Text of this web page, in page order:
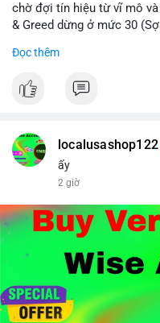
chờ đợi tín hiệu từ vĩ mô
& Greed dừng ở mức 30
- Thị trường & Giá cả:
triệu USD lúc 08:19 UTC
- Quy định & Pháp lý:
chọn Bill Clarity Act, cần
được dollar hỗ trợ. Tòa án
1,5 tỷ USD từ vụ hack Triều
- Công nghệ & Bảo mật:
LND có thể đánh cắp
người dùng cần cập nhật
mật token hóa tài sản
Đọc thêm
localusashop122
ấy
2 giờ